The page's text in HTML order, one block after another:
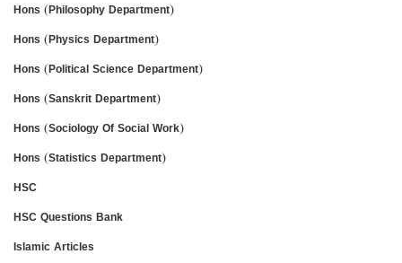
Hons (Philosophy Department)
Hons (Physics Department)
Hons (Political Science Department)
Hons (Sanskrit Department)
Hons (Sociology Of Social Work)
Hons (Statistics Department)
HSC
HSC Questions Bank
Islamic Articles